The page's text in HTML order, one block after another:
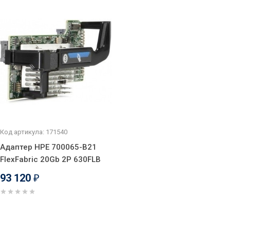
Код артикула: 171540
Адаптер HPE 700065-B21
FlexFabric 20Gb 2P 630FLB
93 120 ₽